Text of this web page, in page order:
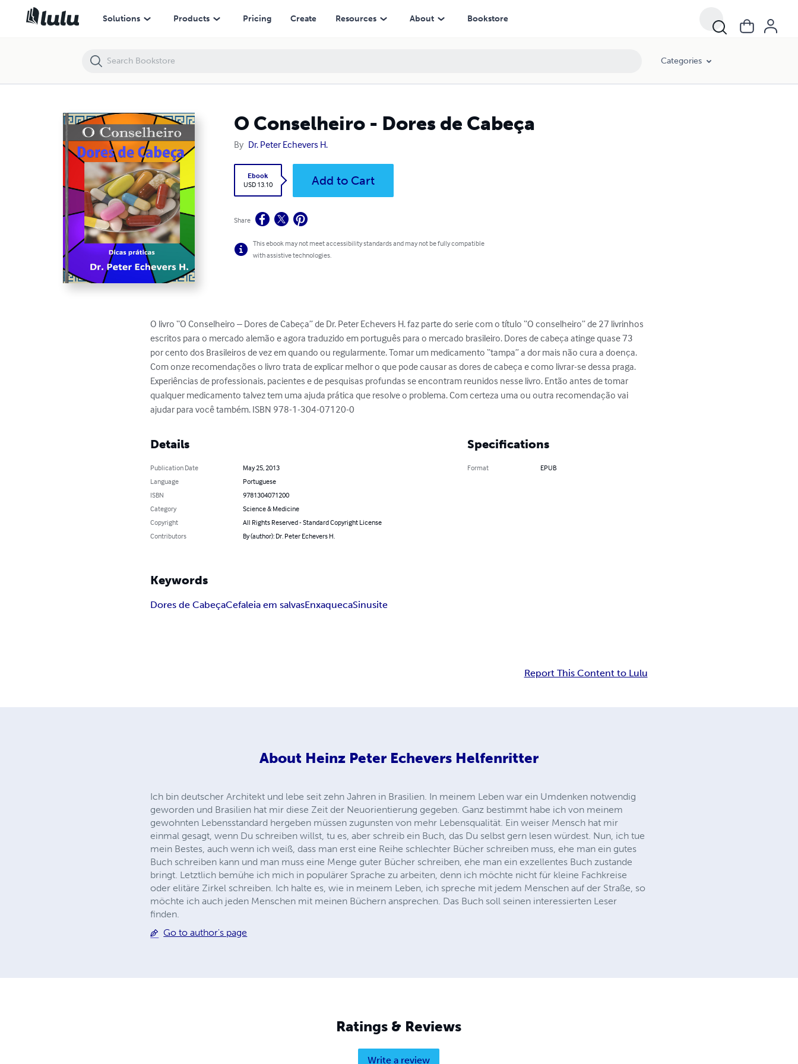
Solutions Products Pricing Create Resources About Bookstore
Categories
O Conselheiro - Dores de Cabeça
By Dr. Peter Echevers H.
Ebook
USD 13.10
Add to Cart
Share
This ebook may not meet accessibility standards and may not be fully compatible
with assistive technologies.
O livro “O Conselheiro – Dores de Cabeça” de Dr. Peter Echevers H. faz parte do serie com o título “O conselheiro” de 27 livrinhos
escritos para o mercado alemão e agora traduzido em português para o mercado brasileiro. Dores de cabeça atinge quase 73
por cento dos Brasileiros de vez em quando ou regularmente. Tomar um medicamento “tampa” a dor mais não cura a doença.
Com onze recomendações o livro trata de explicar melhor o que pode causar as dores de cabeça e como livrar-se dessa praga.
Experiências de professionais, pacientes e de pesquisas profundas se encontram reunidos nesse livro. Então antes de tomar
qualquer medicamento talvez tem uma ajuda prática que resolve o problema. Com certeza uma ou outra recomendação vai
ajudar para você também. ISBN 978-1-304-07120-0
Details
Publication Date
May 25, 2013
Language
Portuguese
ISBN
9781304071200
Category
Science & Medicine
Copyright
All Rights Reserved - Standard Copyright License
Contributors
By (author): Dr. Peter Echevers H.
Specifications
Format EPUB
Keywords
Dores de CabeçaCefaleia em salvasEnxaquecaSinusite
Report This Content to Lulu
About Heinz Peter Echevers Helfenritter
Ich bin deutscher Architekt und lebe seit zehn Jahren in Brasilien. In meinem Leben war ein Umdenken notwendig
geworden und Brasilien hat mir diese Zeit der Neuorientierung gegeben. Ganz bestimmt habe ich von meinem
gewohnten Lebensstandard hergeben müssen zugunsten von mehr Lebensqualität. Ein weiser Mensch hat mir
einmal gesagt, wenn Du schreiben willst, tu es, aber schreib ein Buch, das Du selbst gern lesen würdest. Nun, ich tue
mein Bestes, auch wenn ich weiß, dass man erst eine Reihe schlechter Bücher schreiben muss, ehe man ein gutes
Buch schreiben kann und man muss eine Menge guter Bücher schreiben, ehe man ein exzellentes Buch zustande
bringt. Letztlich bemühe ich mich in populärer Sprache zu arbeiten, denn ich möchte nicht für kleine Fachkreise
oder elitäre Zirkel schreiben. Ich halte es, wie in meinem Leben, ich spreche mit jedem Menschen auf der Straße, so
möchte ich auch jeden Menschen mit meinen Büchern ansprechen. Das Buch soll seinen interessierten Leser
finden.
Go to author's page
Ratings & Reviews
Write a review
O Conselheiro - Dores de Cabeça